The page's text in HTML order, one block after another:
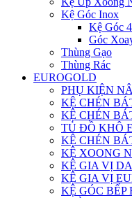
Kệ Góc Inox
Kệ Góc
Góc
Thùng Gạo
Thùng Rác
EUROGOLD
PHỤ KIỆN
KỆ CHÉN
KỆ CHÉN
TỦ ĐỒ KHÔ
KỆ CHÉN
KỆ XOONG
KỆ GIA VỊ
KỆ GIA VỊ
KỆ GÓC BẾP